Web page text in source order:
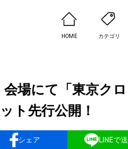
HOME カテゴリ
場にて「東京ク
ト先行公開！
シェア LINEで